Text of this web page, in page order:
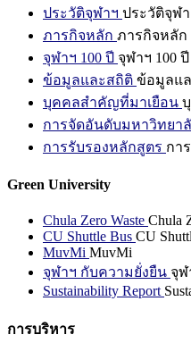
ประวัติจุฬาฯ ประวัติจุฬ
ภารกิจหลัก ภารกิจหลัก
จุฬาฯ 100 ปี จุฬาฯ 100 ปี
ข้อมูลและสถิติ ข้อมูลแ
บุคคลสำคัญที่มาเยือน
การจัดอันดับมหาวิทยา
การรับรองหลักสูตร กา
Green University
Chula Zero Waste Chula
CU Shuttle Bus CU
MuvMi MuvMi
จุฬาฯ กับความยั่งยืน จุฬ
Sustainability Report
การบริหาร